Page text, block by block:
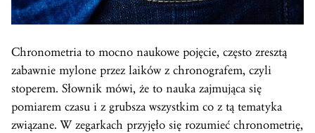
Chronometria to mocno naukowe pojęcie, często zresztą
zabawnie mylone przez laików z chronografem, czyli
stoperem. Słownik mówi, że to nauka zajmująca się
pomiarem czasu i z grubsza wszystkim co z tą tematyka
związane. W zegarkach przyjęło się rozumieć chronometrię,